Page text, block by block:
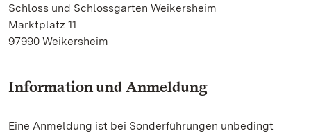
Schloss und Schlossgarten Weikersheim
Marktplatz 11
97990 Weikersheim
Information und Anmeldung
Eine Anmeldung ist bei Sonderführungen unbedingt